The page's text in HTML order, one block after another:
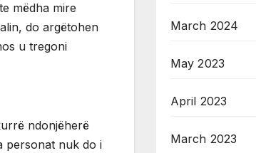
mëdha mire
do argëtohen
u tregoni
ndonjëherë
personat nuk do i
March 2024
May 2023
April 2023
March 2023